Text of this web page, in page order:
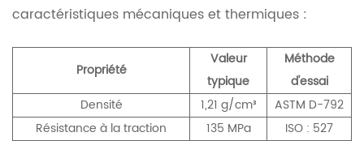
caractéristiques mécaniques et thermiques :
Propriété
Valeur
typique
Méthode
d'essai
Densité
1,21 g/cm³
ASTM D-792
Résistance à la traction
135 MPa
ISO : 527